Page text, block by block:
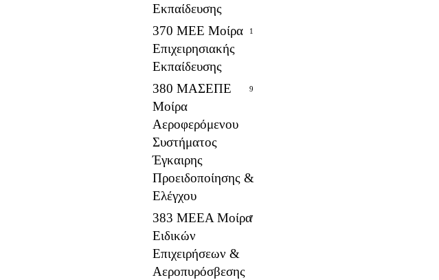
Εκπαίδευσης
370 ΜΕΕ Μοίρα
Επιχειρησιακής
Εκπαίδευσης
1
380 ΜΑΣΕΠΕ
Μοίρα
Αεροφερόμενου
Συστήματος
Έγκαιρης
Προειδοποίησης &
Ελέγχου
9
383 ΜΕΕΑ Μοίρα
Ειδικών
Επιχειρήσεων &
Αεροπυρόσβεσης
7